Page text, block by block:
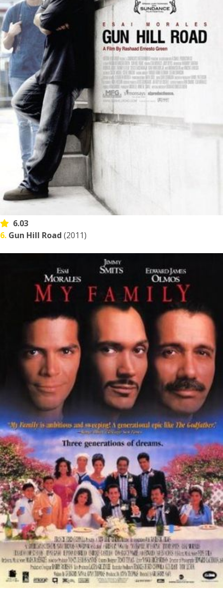
6.03
6. Gun Hill Road (2011)